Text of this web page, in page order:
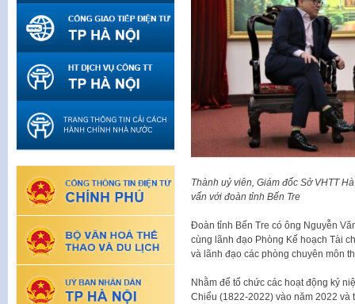
Thành uỷ viên, Giám đốc Sở VHTT
vấn với đoàn tỉnh Bến Tre
Đoàn tỉnh Bến Tre có ông Nguyễn
cùng lãnh đạo Phòng Kế hoạch Tài
và lãnh đạo các phòng chuyên môn
Nhằm để tổ chức các hoạt động kỷ
Chiểu (1822-2022) vào năm 2022 và